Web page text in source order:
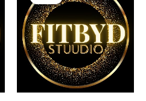
25,00 €.